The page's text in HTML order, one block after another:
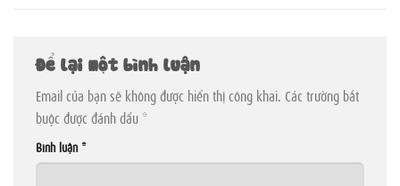
Để lại một bình luận
Email của bạn sẽ không được hiển thị công khai. Các trường bắt
buộc được đánh dấu *
Bình luận *